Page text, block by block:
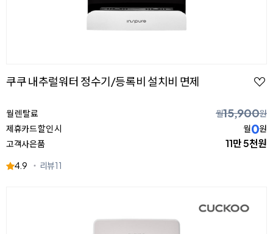
쿠쿠 내추럴워터 정수기/등록비 설치비 면제
월 렌탈료 월15,900원
제휴카드 할인 시
월0원
고객사은품
11만 5천원
4.9 리뷰11